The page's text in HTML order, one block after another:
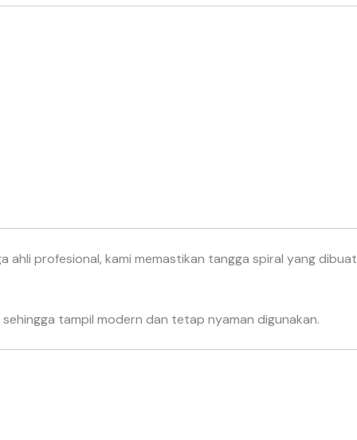
ahli profesional, kami memastikan tangga spiral yang dibuat
sehingga tampil modern dan tetap nyaman digunakan.